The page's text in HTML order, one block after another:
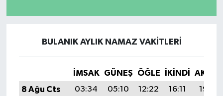
BULANIK AYLIK NAMAZ VAKITLERI
İMSAK GÜNEŞ ÖĞLE İKINDI
8 Ağu Cts
03:34 05:10 12:22 16:11
19:23